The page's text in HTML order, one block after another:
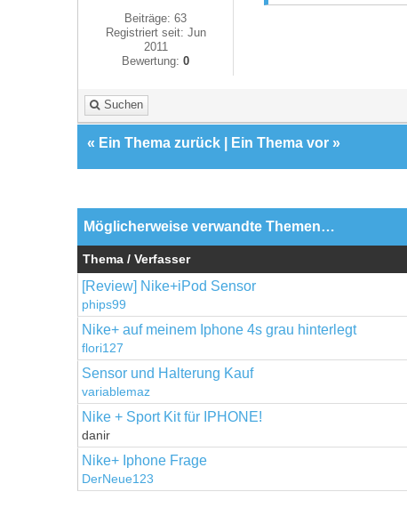
Beiträge: 63
Registriert seit: Jun
2011
Bewertung:0
Suchen
« Ein Thema zurück Ein Thema vor »
Möglicherweise verwandte Themen…
Thema / Verfasser
[Review] Nike+iPod Sensor
phips99
Nike+ auf meinem Iphone 4s grau hinterlegt
flori127
Sensor und Halterung Kauf
variablemaz
Nike + Sport Kit für IPHONE!
danir
Nike+ Iphone Frage
DerNeue123